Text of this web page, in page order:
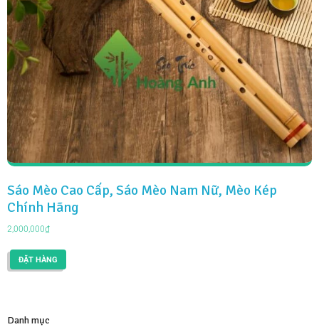
Sáo Mèo Cao Cấp, Sáo Mèo Nam Nữ, Mèo Kép
Chính Hãng
2,000,000₫
ĐẶT HÀNG
Danh mục